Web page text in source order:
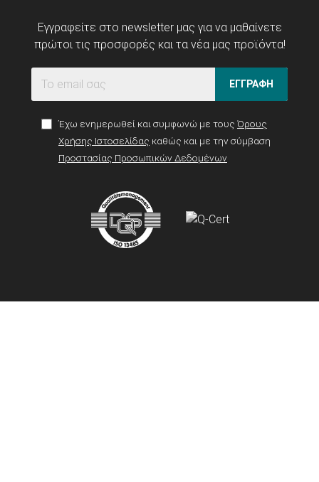
Εγγραφείτε στο newsletter μας για να μαθαίνετε
πρώτοι τις προσφορές και τα νέα μας προϊόντα!
ΕΓΓΡΑΦΗ
Έχω ενημερωθεί και συμφωνώ με τους Όρους
Χρήσης Ιστοσελίδας καθώς και με την σύμβαση
Προστασίας Προσωπικών Δεδομένων